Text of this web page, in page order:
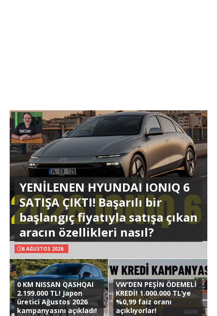
YENİLENEN HYUNDAI IONIQ 6
SATIŞA ÇIKTI! Başarılı bir
başlangıç fiyatıyla satışa çıkan
aracın özellikleri nasıl?
6 AĞUSTOS 2026
0 KM NISSAN QASHQAI
2.199.000 TL! Japon
üretici Ağustos 2026
kampanyasını açıkladı!
VW’DEN PEŞİN ÖDEMELİ
KREDİ! 1.000.000 TL’ye
%0,99 faiz oranı
açıklıyorlar!